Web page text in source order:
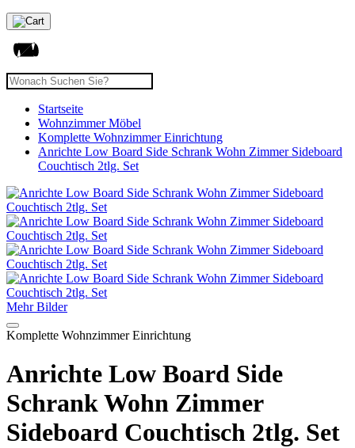
Startseite
Wohnzimmer Möbel
Komplette Wohnzimmer Einrichtung
Anrichte Low Board Side Schrank Wohn Zimmer Sideboard
Couchtisch 2tlg. Set
Mehr Bilder
Komplette Wohnzimmer Einrichtung
Anrichte Low Board Side
Schrank Wohn Zimmer
Sideboard Couchtisch 2tlg. Set